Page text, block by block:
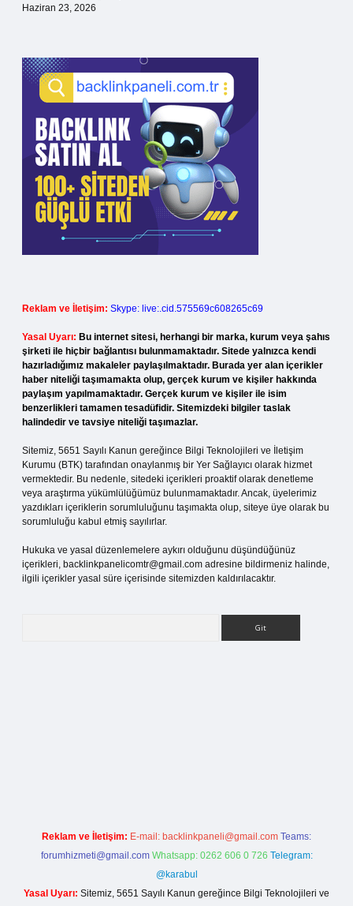
Haziran 23, 2026
Reklam ve İletişim: Skype: live:.cid.575569c608265c69
Yasal Uyarı: Bu internet sitesi, herhangi bir marka, kurum veya şahıs
şirketi ile hiçbir bağlantısı bulunmamaktadır. Sitede yalnızca kendi
hazırladığımız makaleler paylaşılmaktadır. Burada yer alan içerikler
haber niteliği taşımamakta olup, gerçek kurum ve kişiler hakkında
paylaşım yapılmamaktadır. Gerçek kurum ve kişiler ile isim
benzerlikleri tamamen tesadüfidir. Sitemizdeki bilgiler taslak
halindedir ve tavsiye niteliği taşımazlar.
Sitemiz, 5651 Sayılı Kanun gereğince Bilgi Teknolojileri ve İletişim
Kurumu (BTK) tarafından onaylanmış bir Yer Sağlayıcı olarak hizmet
vermektedir. Bu nedenle, sitedeki içerikleri proaktif olarak denetleme
veya araştırma yükümlülüğümüz bulunmamaktadır. Ancak, üyelerimiz
yazdıkları içeriklerin sorumluluğunu taşımakta olup, siteye üye olarak bu
sorumluluğu kabul etmiş sayılırlar.
Hukuka ve yasal düzenlemelere aykırı olduğunu düşündüğünüz
içerikleri, backlinkpanelicomtr@gmail.com adresine bildirmeniz halinde,
ilgili içerikler yasal süre içerisinde sitemizden kaldırılacaktır.
Reklam ve İletişim: E-mail: backlinkpaneli@gmail.com Teams:
forumhizmeti@gmail.com Whatsapp: 0262 606 0 726 Telegram:
@karabul
Yasal Uyarı: Sitemiz, 5651 Sayılı Kanun gereğince Bilgi Teknolojileri ve